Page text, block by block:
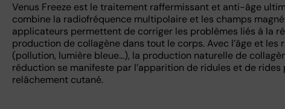
Venus Freeze est le traitement raffermissant et anti-âge
combine la radiofréquence multipolaire et les champs
applicateurs permettent de corriger les problèmes liés à la
production de collagène dans tout le corps. Avec l’âge et les
(pollution, lumière bleue…), la production naturelle de
réduction se manifeste par l’apparition de ridules et de rides
relâchement cutané.